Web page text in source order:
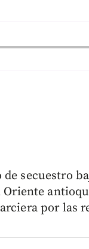
secuestro
por las